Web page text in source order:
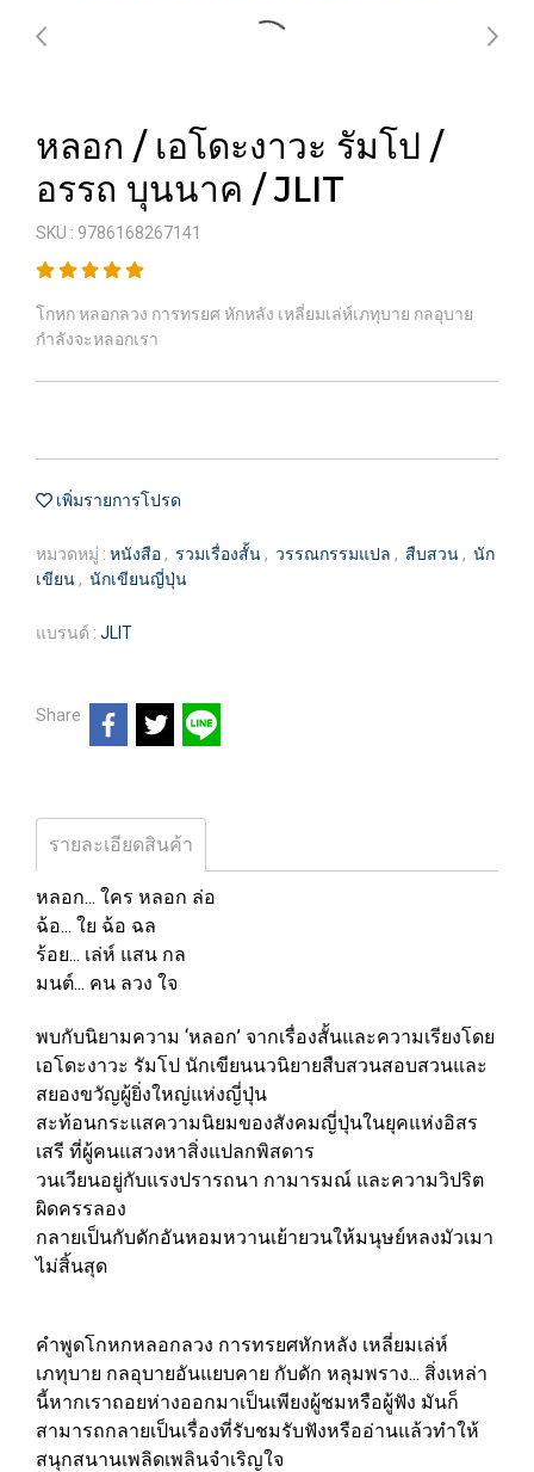
หลอก / เอโดะงาวะ รัมโป /
อรรถ บุนนาค / JLIT
SKU : 9786168267141
โกหก หลอกลวง การทรยศ หักหลัง เหลี่ยมเล่ห์เภทุบาย กลอุบาย
กำลังจะหลอกเรา
เพิ่มรายการโปรด
หมวดหมู่ : หนังสือ , รวมเรื่องสั้น , วรรณกรรมแปล , สืบสวน , นัก
เขียน , นักเขียนญี่ปุ่น
แบรนด์ : JLIT
Share
รายละเอียดสินค้า
หลอก... ใคร หลอก ล่อ
ฉ้อ... ใย ฉ้อ ฉล
ร้อย... เล่ห์ แสน กล
มนต์... คน ลวง ใจ
พบกับนิยามความ ‘หลอก’ จากเรื่องสั้นและความเรียงโดย
เอโดะงาวะ รัมโป นักเขียนนวนิยายสืบสวนสอบสวนและ
สยองขวัญผู้ยิ่งใหญ่แห่งญี่ปุ่น
สะท้อนกระแสความนิยมของสังคมญี่ปุ่นในยุคแห่งอิสร
เสรี ที่ผู้คนแสวงหาสิ่งแปลกพิสดาร
วนเวียนอยู่กับแรงปรารถนา กามารมณ์ และความวิปริต
ผิดครรลอง
กลายเป็นกับดักอันหอมหวานเย้ายวนให้มนุษย์หลงมัวเมา
ไม่สิ้นสุด
คำพูดโกหกหลอกลวง การทรยศหักหลัง เหลี่ยมเล่ห์
เภทุบาย กลอุบายอันแยบคาย กับดัก หลุมพราง... สิ่งเหล่า
นี้หากเราถอยห่างออกมาเป็นเพียงผู้ชมหรือผู้ฟัง มันก็
สามารถกลายเป็นเรื่องที่รับชมรับฟังหรืออ่านแล้วทำให้
สนุกสนานเพลิดเพลินจำเริญใจ